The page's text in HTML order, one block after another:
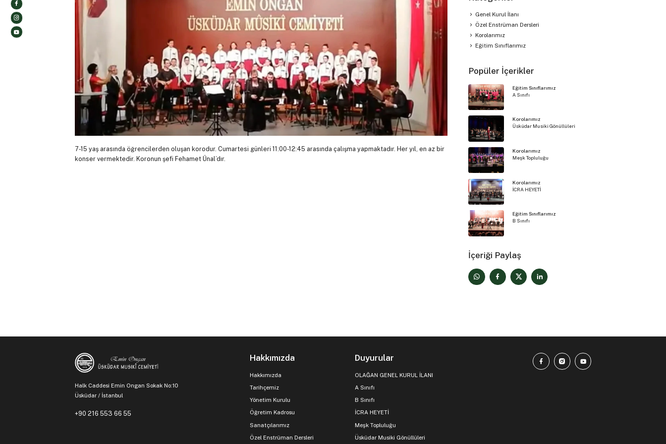
7-15 yaş arasında öğrencilerden oluşan korodur. Cumartesi günleri 11:00-12:45 arasında çalışma yapmaktadır. Her yıl, en az bir
konser vermektedir. Koronun şefi Fehamet Ünal’dır.
Genel Kurul İlanı
Özel Enstrüman Dersleri
Korolarımız
Eğitim Sınıflarımız
Popüler İçerikler
Eğitim Sınıflarımız
A Sınıfı
Korolarımız
Üsküdar Musiki Gönüllüleri
Korolarımız
Meşk Topluluğu
Korolarımız
İCRA HEYETİ
Eğitim Sınıflarımız
B Sınıfı
İçeriği Paylaş
Halk Caddesi Emin Ongan Sokak No:10
Üsküdar / İstanbul
+90 216 553 66 55
Hakkımızda
Hakkımızda
Tarihçemiz
Yönetim Kurulu
Öğretim Kadrosu
Sanatçılarımız
Özel Enstrüman Dersleri
Duyurular
OLAĞAN GENEL KURUL İLANI
A Sınıfı
B Sınıfı
İCRA HEYETİ
Meşk Topluluğu
Üsküdar Musiki Gönüllüleri